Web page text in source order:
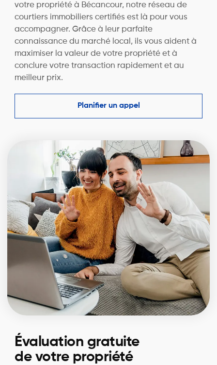
votre propriété à Bécancour, notre réseau de
courtiers immobiliers certifiés est là pour vous
accompagner. Grâce à leur parfaite
connaissance du marché local, ils vous aident à
maximiser la valeur de votre propriété et à
conclure votre transaction rapidement et au
meilleur prix.
Planifier un appel
Évaluation gratuite
de votre propriété